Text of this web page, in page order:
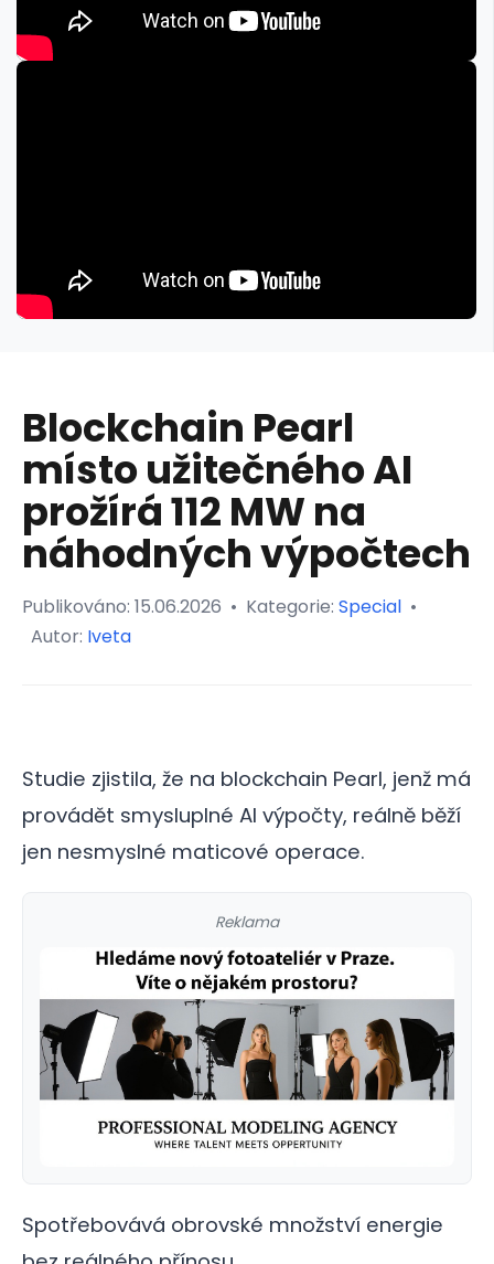
Blockchain Pearl
místo užitečného AI
prožírá 112 MW na
náhodných výpočtech
Publikováno: 15.06.2026 • Kategorie: Special •
Autor: Iveta
Studie zjistila, že na blockchain Pearl, jenž má
provádět smysluplné AI výpočty, reálně běží
jen nesmyslné maticové operace.
Reklama
Spotřebovává obrovské množství energie